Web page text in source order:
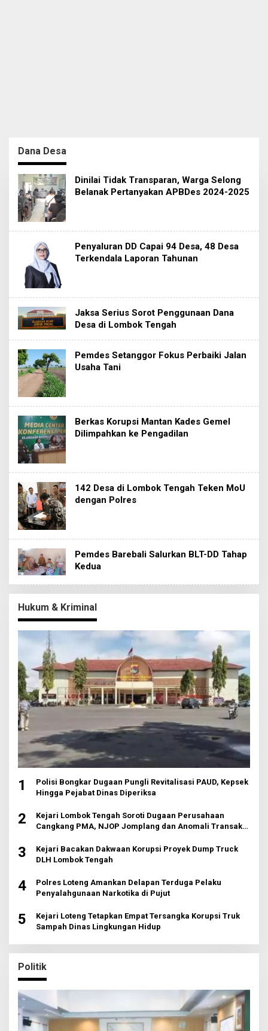
Dana Desa
Dinilai Tidak Transparan, Warga Selong
Belanak Pertanyakan APBDes 2024-2025
Penyaluran DD Capai 94 Desa, 48 Desa
Terkendala Laporan Tahunan
Jaksa Serius Sorot Penggunaan Dana
Desa di Lombok Tengah
Pemdes Setanggor Fokus Perbaiki Jalan
Usaha Tani
Berkas Korupsi Mantan Kades Gemel
Dilimpahkan ke Pengadilan
142 Desa di Lombok Tengah Teken MoU
dengan Polres
Pemdes Barebali Salurkan BLT-DD Tahap
Kedua
Hukum & Kriminal
1
Polisi Bongkar Dugaan Pungli Revitalisasi PAUD, Kepsek
Hingga Pejabat Dinas Diperiksa
2
Kejari Lombok Tengah Soroti Dugaan Perusahaan
Cangkang PMA, NJOP Jomplang dan Anomali Transaksi
3
Kejari Bacakan Dakwaan Korupsi Proyek Dump Truck
DLH Lombok Tengah
4
Polres Loteng Amankan Delapan Terduga Pelaku
Penyalahgunaan Narkotika di Pujut
5
Kejari Loteng Tetapkan Empat Tersangka Korupsi Truk
Sampah Dinas Lingkungan Hidup
Politik